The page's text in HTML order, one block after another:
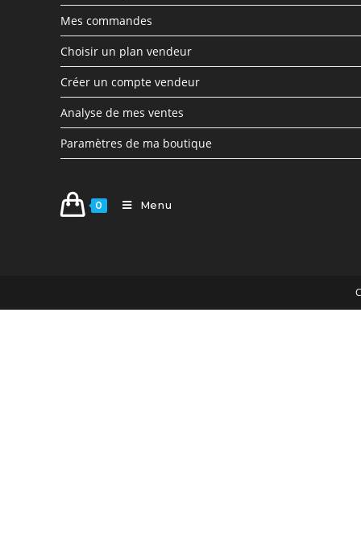
Mes commandes
Choisir un plan vendeur
Créer un compte vendeur
Analyse de mes ventes
Paramètres de ma boutique
0 Menu